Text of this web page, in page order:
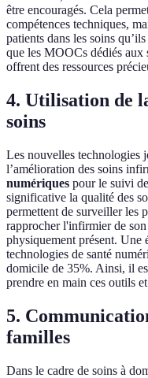
être encouragés. Cela
compétences techniques,
patients dans les soins
que les MOOCs dédiés
offrent des ressources
4. Utilisation de
soins
Les nouvelles technologies
l’amélioration des soins
numériques pour le suivi
significative la qualité des
permettent de surveiller les
rapprocher l'infirmier de son
physiquement présent. Une
technologies de santé
domicile de 35%. Ainsi, il
prendre en main ces outils
5.
familles
Dans le cadre de soins à